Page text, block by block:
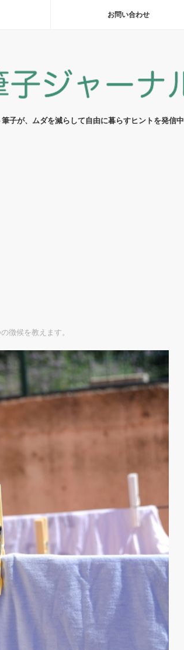
お問い合わせ
子が、ムダを減らして自由に暮らすヒントを発信中
徴候を教えます。